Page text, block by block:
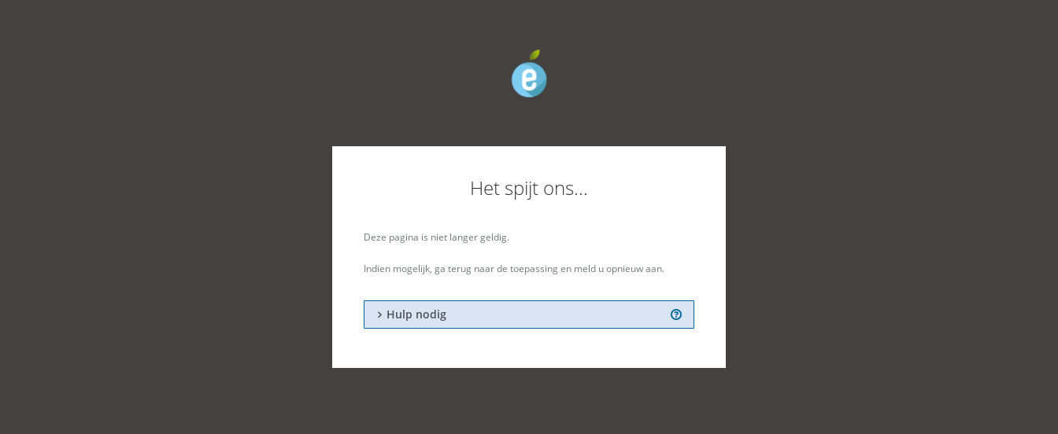
Het spijt ons...
Deze pagina is niet langer geldig.
Indien mogelijk, ga terug naar de toepassing en meld u opnieuw aan.
Hulp nodig